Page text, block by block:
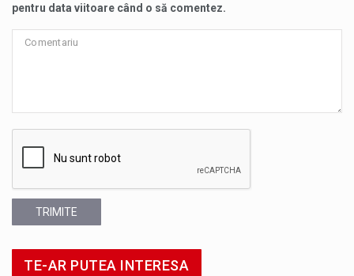
pentru data viitoare când o să comentez.
TRIMITE
TE-AR PUTEA INTERESA